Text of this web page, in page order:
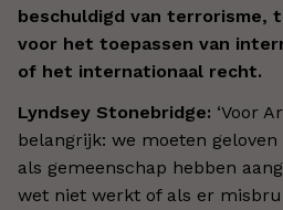
beschuldigd van terrorisme,
voor het toepassen van
of het internationaal recht.
Lyndsey Stonebridge: ‘Voor
belangrijk: we moeten
als gemeenschap hebben
wet niet werkt of als er